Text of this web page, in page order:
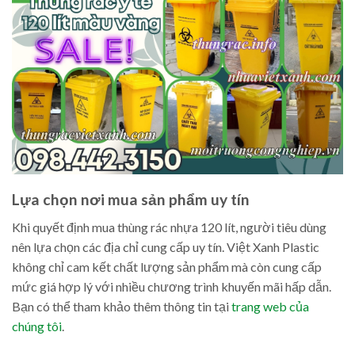
Lựa chọn nơi mua sản phẩm uy tín
Khi quyết định mua thùng rác nhựa 120 lít, người tiêu dùng
nên lựa chọn các địa chỉ cung cấp uy tín. Việt Xanh Plastic
không chỉ cam kết chất lượng sản phẩm mà còn cung cấp
mức giá hợp lý với nhiều chương trình khuyến mãi hấp dẫn.
Bạn có thể tham khảo thêm thông tin tạitrang web của
chúng tôi.